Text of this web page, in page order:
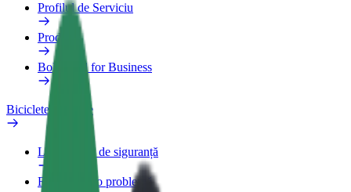
Profilul de Serviciu
Produse
Bolt Food for Business
Biciclete electrice
Laboratorul de siguranță
Raportează o problemă